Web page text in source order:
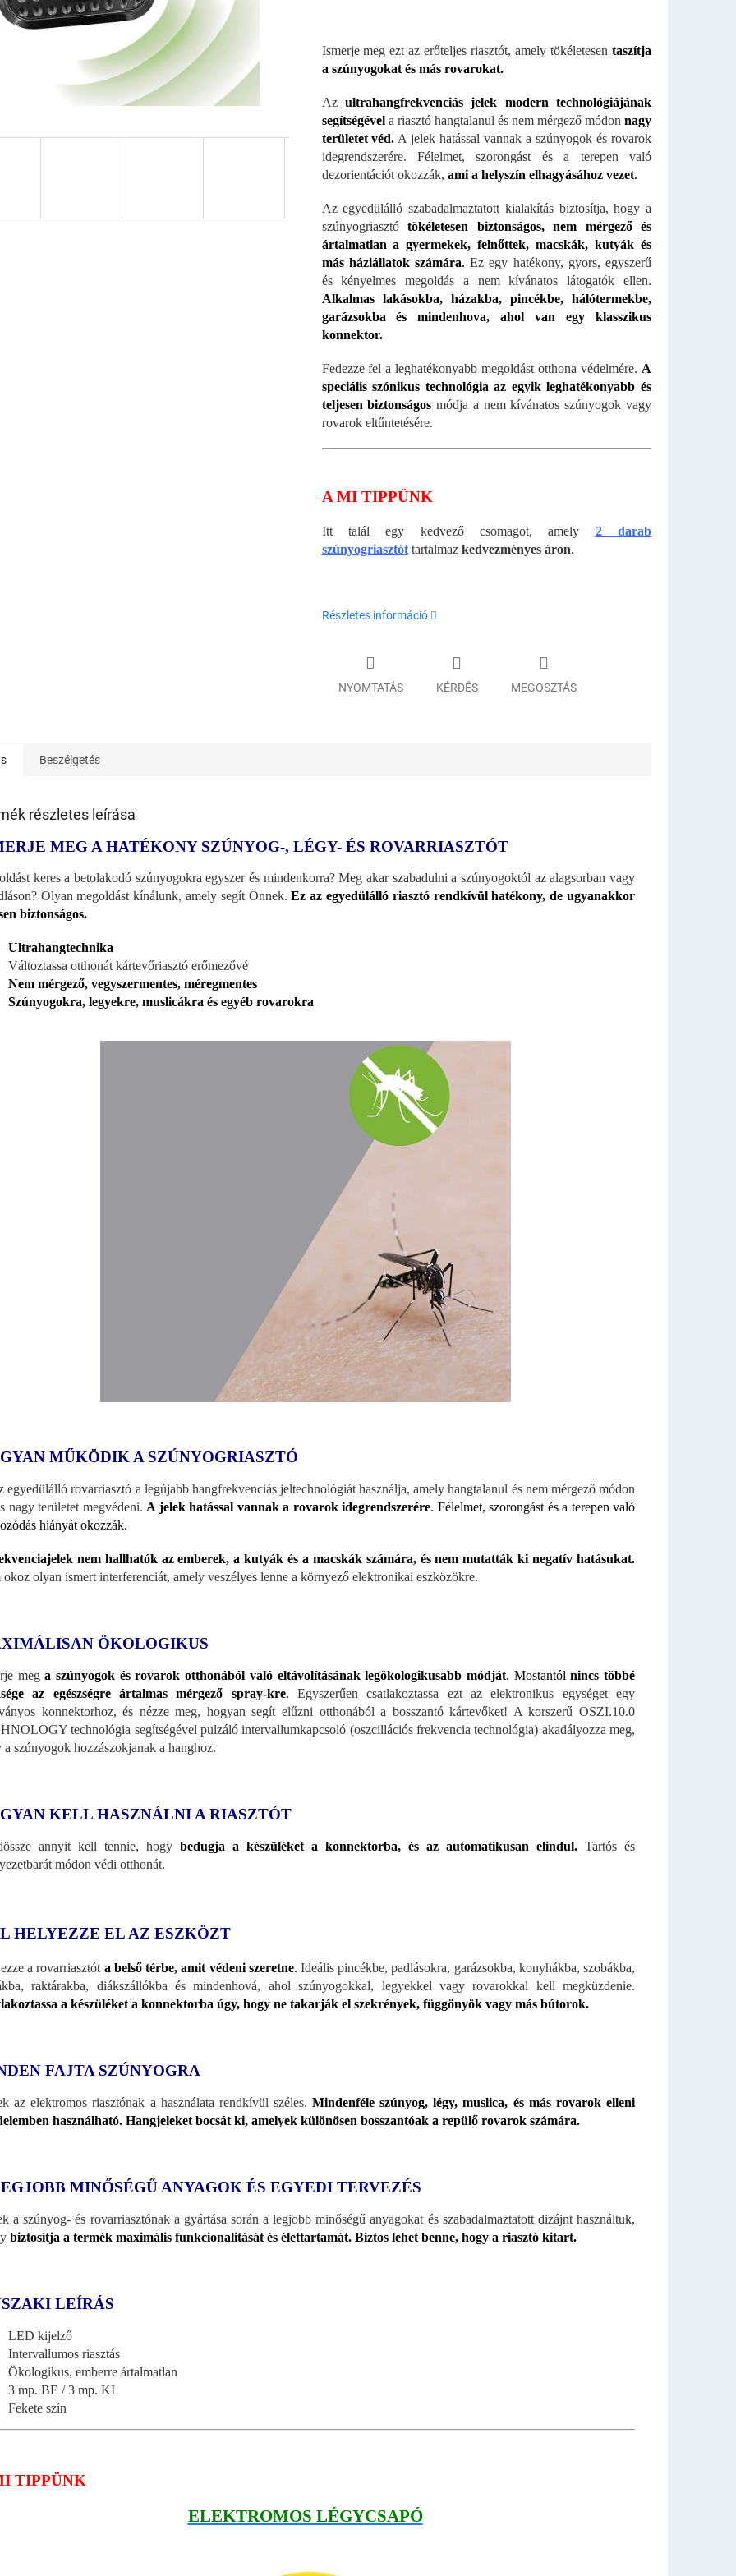
Ismerje meg ezt az erőteljes riasztót, amely tökéletesen taszítja
a szúnyogokat és más rovarokat.
Az ultrahangfrekvenciás jelek modern technológiájának
segítségével a riasztó hangtalanul és nem mérgező módon nagy
területet véd. A jelek hatással vannak a szúnyogok és rovarok
idegrendszerére. Félelmet, szorongást és a terepen való
dezorientációt okozzák, ami a helyszín elhagyásához vezet.
Az egyedülálló szabadalmaztatott kialakítás biztosítja, hogy a
szúnyogriasztó tökéletesen biztonságos, nem mérgező és
ártalmatlan a gyermekek, felnőttek, macskák, kutyák és
más háziállatok számára. Ez egy hatékony, gyors, egyszerű
és kényelmes megoldás a nem kívánatos látogatók ellen.
Alkalmas lakásokba, házakba, pincékbe, hálótermekbe,
garázsokba és mindenhova, ahol van egy klasszikus
konnektor.
Fedezze fel a leghatékonyabb megoldást otthona védelmére. A
speciális szónikus technológia az egyik leghatékonyabb és
teljesen biztonságosmódja a nem kívánatos szúnyogok vagy
rovarok eltűntetésére.
A MI TIPPÜNK
Itt talál egy kedvező csomagot, amely 2 darab
szúnyogriasztóttartalmaz kedvezményes áron.
Részletes információ
NYOMTATÁS KÉRDÉS MEGOSZTÁS
Beszélgetés
részletes leírása
MEG A HATÉKONY SZÚNYOG-, LÉGY- ÉS ROVARRIASZTÓT
keres a betolakodó szúnyogokra egyszer és mindenkorra? Meg akar szabadulni a szúnyogoktól az alagsorban vagy
Olyan megoldást kínálunk, amely segít Önnek. Ez az egyedülálló riasztó rendkívül hatékony, de ugyanakkor
biztonságos.
Ultrahangtechnika
Változtassa otthonát kártevőriasztó erőmezővé
Nem mérgező, vegyszermentes, méregmentes
Szúnyogokra, legyekre, muslicákra és egyéb rovarokra
MŰKÖDIK A SZÚNYOGRIASZTÓ
egyedülálló rovarriasztó a legújabb hangfrekvenciás jeltechnológiát használja, amely hangtalanul és nem mérgező módon
nagy területet megvédeni. A jelek hatással vannak a rovarok idegrendszerére. Félelmet, szorongást és a terepen való
hiányát okozzák.
nem hallhatók az emberek, a kutyák és a macskák számára, és nem mutatták ki negatív hatásukat.
okoz olyan ismert interferenciát, amely veszélyes lenne a környező elektronikai eszközökre.
ÖKOLOGIKUS
mega szúnyogok és rovarok otthonából való eltávolításának legökologikusabb módját. Mostantólnincs többé
az egészségre ártalmas mérgező spray-kre. Egyszerűen csatlakoztassa ezt az elektronikus egységet egy
konnektorhoz, és nézze meg, hogyan segít elűzni otthonából a bosszantó kártevőket! A korszerű OSZI.10.0
technológia segítségével pulzáló intervallumkapcsoló (oszcillációs frekvencia technológia) akadályozza meg,
a szúnyogok hozzászokjanak a hanghoz.
KELL HASZNÁLNI A RIASZTÓT
annyit kell tennie, hogy bedugja a készüléket a konnektorba, és az automatikusan elindul. Tartós és
módon védi otthonát.
HELYEZZE EL AZ ESZKÖZT
a rovarriasztót a belső térbe, amit védeni szeretne. Ideális pincékbe, padlásokra, garázsokba, konyhákba, szobákba,
raktárakba, diákszállókba és mindenhová, ahol szúnyogokkal, legyekkel vagy rovarokkal kell megküzdenie.
a készüléket a konnektorba úgy, hogy ne takarják el szekrények, függönyök vagy más bútorok.
FAJTA SZÚNYOGRA
az elektromos riasztónak a használata rendkívül széles.Mindenféle szúnyog, légy, muslica, és más rovarok elleni
használható. Hangjeleket bocsát ki, amelyek különösen bosszantóak a repülő rovarok számára.
MINŐSÉGŰ ANYAGOK ÉS EGYEDI TERVEZÉS
a szúnyog- és rovarriasztónak a gyártása során a legjobb minőségű anyagokat és szabadalmaztatott dizájnt használtuk,
biztosítja a termék maximális funkcionalitását és élettartamát. Biztos lehet benne, hogy a riasztó kitart.
LEÍRÁS
LED kijelző
Intervallumos riasztás
Ökologikus, emberre ártalmatlan
3 mp. BE / 3 mp. KI
Fekete szín
TIPPÜNK
ELEKTROMOS LÉGYCSAPÓ